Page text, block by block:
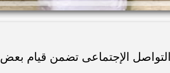
الإجتماعى تضمن قيام بعض